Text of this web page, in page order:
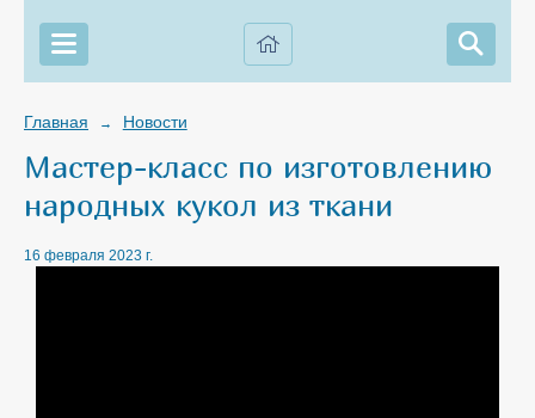
Главная → Новости
Мастер-класс по изготовлению
народных кукол из ткани
16 февраля 2023 г.